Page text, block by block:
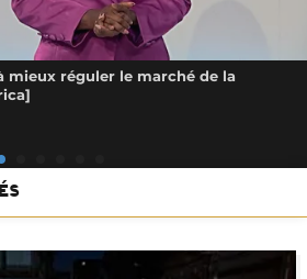
mieux réguler le marché de la